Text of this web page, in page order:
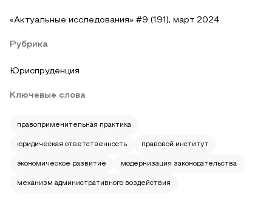
«Актуальные исследования» #9 (191), март 2024
Рубрика
Юриспруденция
Ключевые слова
правоприменительная практика
юридическая ответственность правовой институт
экономическое развитие модернизация законодательства
механизм административного воздействия